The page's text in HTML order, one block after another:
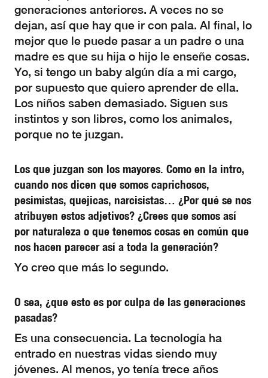
generaciones anteriores. A veces no se
dejan, así que hay que ir con pala. Al final, lo
mejor que le puede pasar a un padre o una
madre es que su hija o hijo le enseñe cosas.
Yo, si tengo un baby algún día a mi cargo,
por supuesto que quiero aprender de ella.
Los niños saben demasiado. Siguen sus
instintos y son libres, como los animales,
porque no te juzgan.
Los que juzgan son los mayores. Como en la intro,
cuando nos dicen que somos caprichosos,
pesimistas, quejicas, narcisistas… ¿Por qué se nos
atribuyen estos adjetivos? ¿Crees que somos así
por naturaleza o que tenemos cosas en común que
nos hacen parecer así a toda la generación?
Yo creo que más lo segundo.
O sea, ¿que esto es por culpa de las generaciones
pasadas?
Es una consecuencia. La tecnología ha
entrado en nuestras vidas siendo muy
jóvenes. Al menos, yo tenía trece años